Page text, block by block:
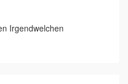
Irgendwelchen